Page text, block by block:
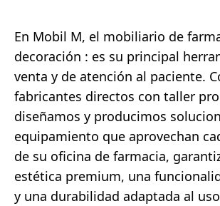
En Mobil M, el mobiliario de
decoración : es su principal
venta y de atención al paciente.
fabricantes directos con taller
diseñamos y producimos
equipamiento que aprovechan
de su oficina de farmacia,
estética premium, una
y una durabilidad adaptada al